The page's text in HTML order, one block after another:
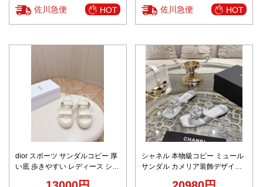
佐川急便 HOT 佐川急便 HOT
dior スポーツ サンダルコピー 厚
い底 歩きやすい レディース シン
シャネル 本物級コピー ミュール
サンダル カメリア装飾デザイン